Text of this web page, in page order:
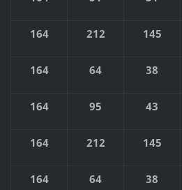
164 212 145
164 64 38
164 95 43
164 212 145
164 64 38